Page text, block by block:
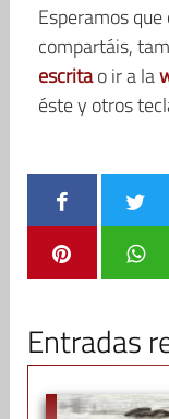
Esperamos
compartáis,
escritao ir a la
éste y otros
Entradas